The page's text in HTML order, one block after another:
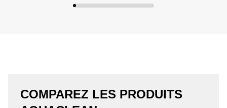
COMPAREZ LES PRODUITS